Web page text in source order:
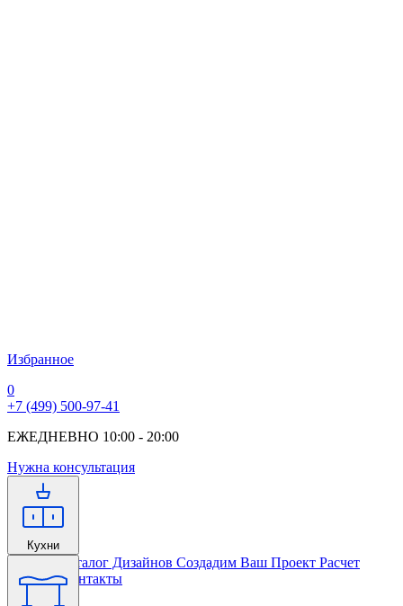
Избранное
0
+7 (499) 500-97-41
ЕЖЕДНЕВНО 10:00 - 20:00
Нужна консультация
Кухни
Главная Каталог Дизайнов Создадим Ваш Проект Расчет
Проекта Контакты